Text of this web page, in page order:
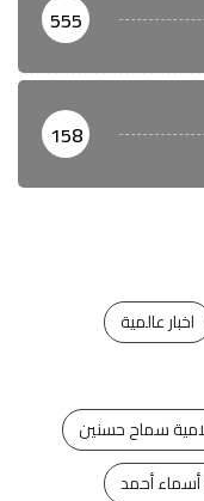
555
158
اخبار عالمية
سماح حسنين
أسماء أحمد